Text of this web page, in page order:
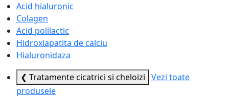
Acid hialuronic
Colagen
Acid polilactic
Hidroxiapatita de calciu
Hialuronidaza
❮ Tratamente cicatrici si cheloizi Vezi toate
produsele